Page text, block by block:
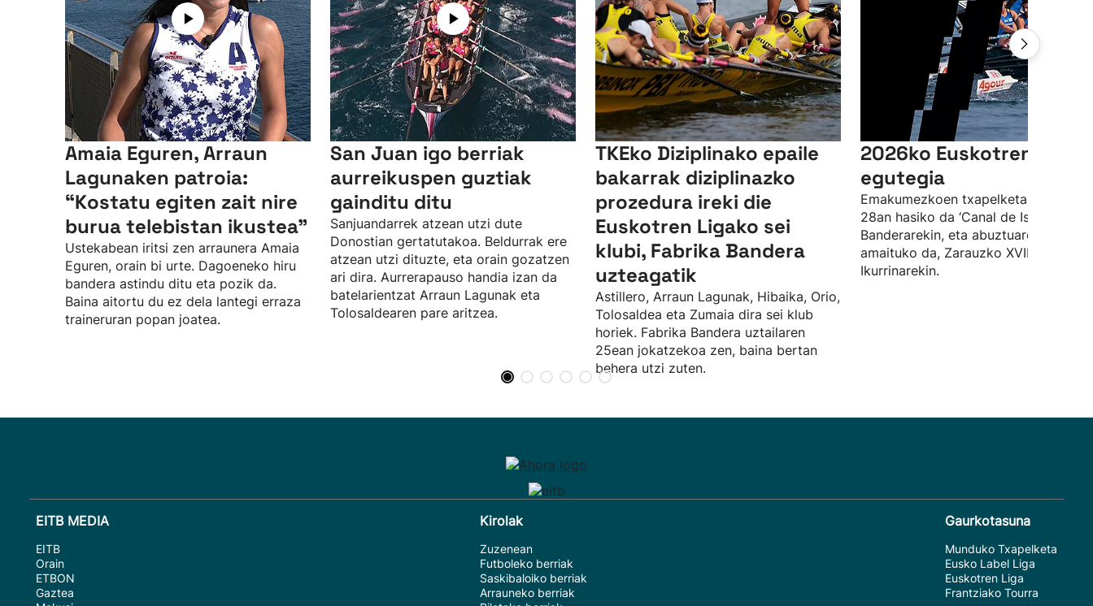
Amaia Eguren, Arraun
Lagunaken patroia:
“Kostatu egiten zait nire
burua telebistan ikustea"
Ustekabean iritsi zen arraunera Amaia
Eguren, orain bi urte. Dagoeneko hiru
bandera astindu ditu eta pozik da.
Baina aitortu du ez dela lantegi erraza
traineruran popan joatea.
San Juan igo berriak
aurreikuspen guztiak
gainditu ditu
Sanjuandarrek atzean utzi dute
Donostian gertatutakoa. Beldurrak ere
atzean utzi dituzte, eta orain gozatzen
ari dira. Aurrerapauso handia izan da
batelarientzat Arraun Lagunak eta
Tolosaldearen pare aritzea.
TKEko Diziplinako epaile
bakarrak diziplinazko
prozedura ireki die
Euskotren Ligako sei
klubi, Fabrika Bandera
uzteagatik
Astillero, Arraun Lagunak, Hibaika, Orio,
Tolosaldea eta Zumaia dira sei klub
horiek. Fabrika Bandera uztailaren
25ean jokatzekoa zen, baina bertan
behera utzi zuten.
2026ko Euskotren
egutegia
Emakumezkoen txapelketa ekainaren
28an hasiko da ‘Canal de Isabel II’
Banderarekin, eta abuztuaren 23an
amaituko da, Zarauzko XVIII.
Ikurrinarekin.
EITB MEDIA
EITB
Orain
ETBON
Gaztea
Kirolak
Zuzenean
Futboleko berriak
Saskibaloiko berriak
Arrauneko berriak
Gaurkotasuna
Munduko Txapelketa
Eusko Label Liga
Euskotren Liga
Frantziako Tourra